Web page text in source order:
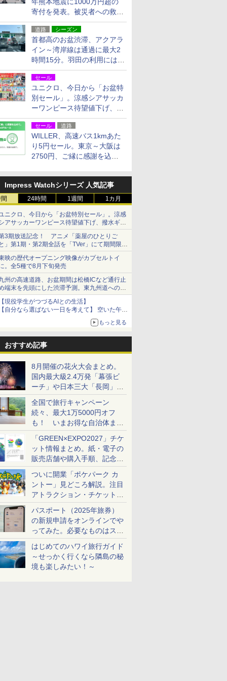
寄付を発表。被災者への救援
活動・復旧支援
道路 シーズン
首都高のお盆渋滞、アクアラ
イン～湾岸線は通過に最大2
時間15分。羽田の利用には
「空港西出口」の利用検討を
セール
ユニクロ、今日から「お盆特
別セール」。涼感シアサッカ
ーワンピース待望値下げ、撥
水ギアショーツは1990円に
セール 道路
WILLER、高速バス1kmあた
り5円セール。東京～大阪は
2750円、ご縁に感謝を込め
Impress Watchシリーズ 人気記事
24時間 1週間 1カ月
ニクロ、今日から「お盆特別セール」。涼感
アサッカーワンピース待望値下げ、撥水ギア
ョーツは1990円に
3期放送記念！ アニメ「薬屋のひとりご
」第1期・第2期全話を「TVer」にて期間限定
順次無料配信開始
映の歴代オープニング映像がカプセルトイ
。全5種で8月下旬発売
州の高速道路、お盆期間は松橋ICなど通行止
端末を先頭にした渋滞予測。東九州道への迂
は料金調整を実施
現役学生がつづるAIとの生活】
自分なら選ばない一日を考えて】 空いた午後
チャッピーに捧げたら、思わぬ絶景に出会っ
もっと見る
おすすめ記事
8月開催の花火大会まとめ。
国内最大級2.4万発「幕張ビ
ーチ」や日本三大「長岡」な
ど大型イベント目白押し！
全国で旅行キャンペーン
続々、最大1万5000円オフ
も！ いまお得な自治体まと
め
「GREEN×EXPO2027」チケ
ット情報まとめ。紙・電子の
販売店舗や購入手順、記念チ
ケットも解説
ついに開業「ポケパーク カ
ントー」見どころ解説。注目
アトラクション・チケット手
配・来場前に必要な準備は？
パスポート（2025年旅券）
の新規申請をオンラインでや
ってみた。必要なものはスマ
ホとマイナカードのみ
はじめてのハワイ旅行ガイド
～せっかく行くなら隣島の秘
境も楽しみたい！～